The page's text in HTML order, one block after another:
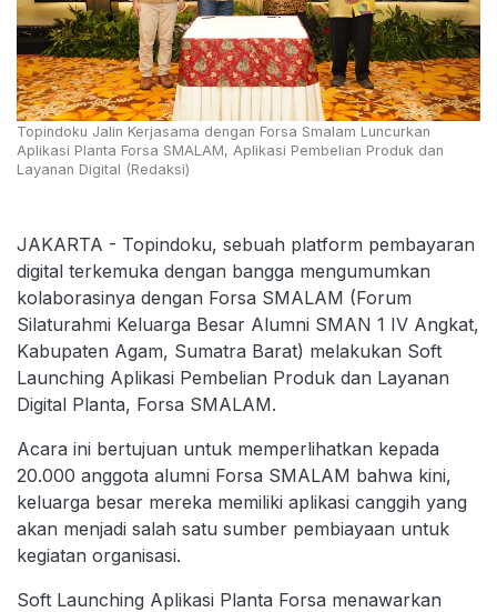
Topindoku Jalin Kerjasama dengan Forsa Smalam Luncurkan
Aplikasi Planta Forsa SMALAM, Aplikasi Pembelian Produk dan
Layanan Digital (Redaksi)
JAKARTA - Topindoku, sebuah platform pembayaran
digital terkemuka dengan bangga mengumumkan
kolaborasinya dengan Forsa SMALAM (Forum
Silaturahmi Keluarga Besar Alumni SMAN 1 IV Angkat,
Kabupaten Agam, Sumatra Barat) melakukan Soft
Launching Aplikasi Pembelian Produk dan Layanan
Digital Planta, Forsa SMALAM.
Acara ini bertujuan untuk memperlihatkan kepada
20.000 anggota alumni Forsa SMALAM bahwa kini,
keluarga besar mereka memiliki aplikasi canggih yang
akan menjadi salah satu sumber pembiayaan untuk
kegiatan organisasi.
Soft Launching Aplikasi Planta Forsa menawarkan